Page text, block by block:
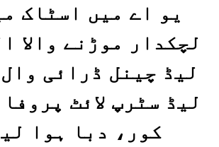
یو اے میں اسٹاک
لچکدار موڑنے والا
لیڈ چینل ڈرائی
لیڈ سٹرپ لائٹ
کور، دبا ہوا